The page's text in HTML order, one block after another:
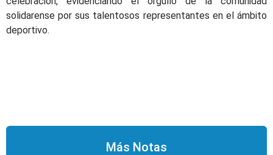
solidarense por sus talentosos representantes en el ámbito
deportivo.
Más Notas